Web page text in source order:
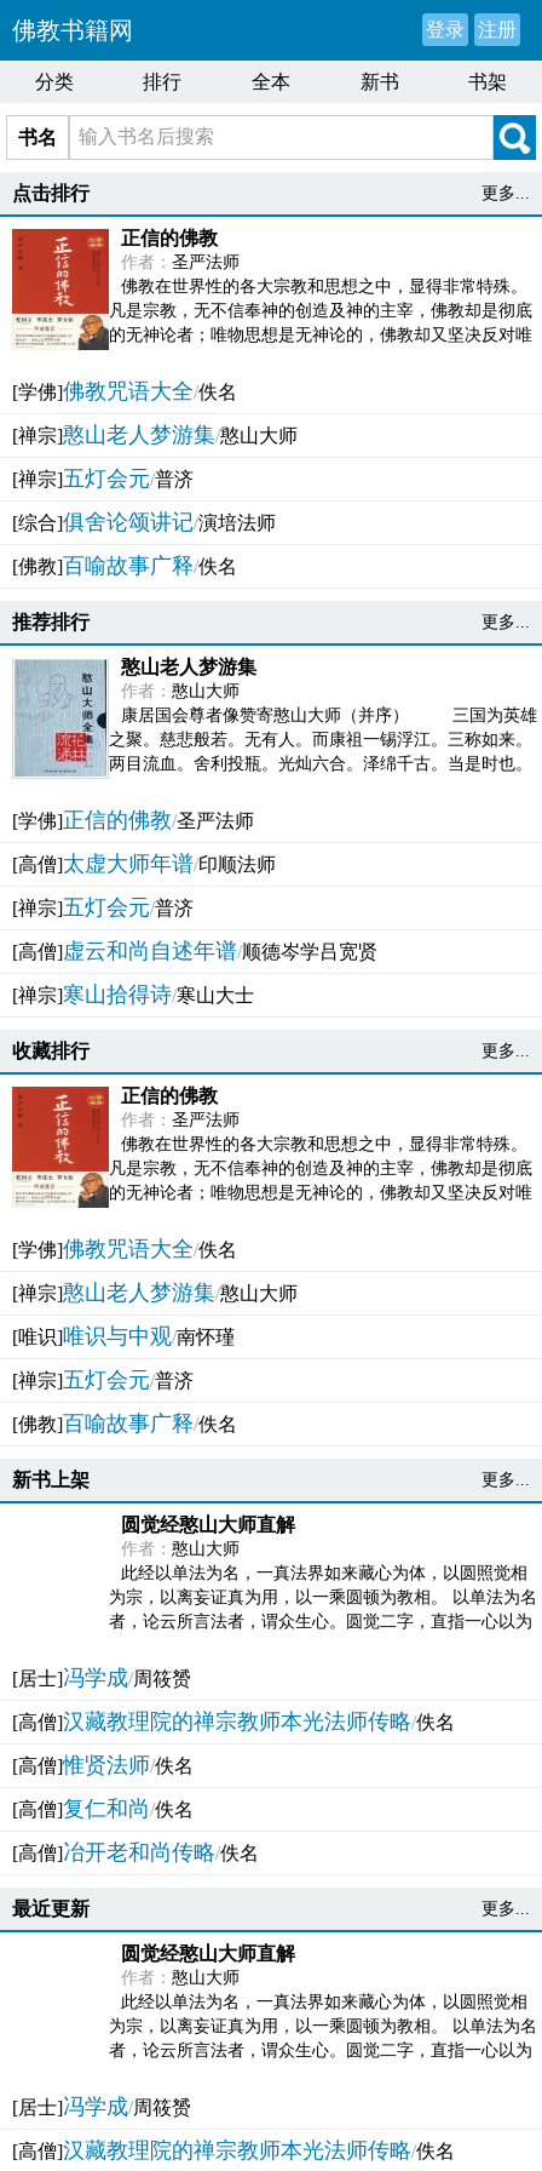
佛教书籍网 登录 注册
分类 排行 全本 新书 书架
书名
点击排行 更多...
正信的佛教
作者： 圣严法师
佛教在世界性的各大宗教和思想之中，显得非常特殊。
凡是宗教，无不信奉神的创造及神的主宰，佛教却是彻底
的无神论者；唯物思想是无神论的，佛教却又坚决反对唯
[学佛]佛教咒语大全/佚名
[禅宗]憨山老人梦游集/憨山大师
[禅宗]五灯会元/普济
[综合]俱舍论颂讲记/演培法师
[佛教]百喻故事广释/佚名
推荐排行 更多...
憨山老人梦游集
作者： 憨山大师
康居国会尊者像赞寄憨山大师（并序） 三国为英雄
之聚。慈悲般若。无有人。而康祖一锡浮江。三称如来。
两目流血。舍利投瓶。光灿六合。泽绵千古。当是时也。
[学佛]正信的佛教/圣严法师
[高僧]太虚大师年谱/印顺法师
[禅宗]五灯会元/普济
[高僧]虚云和尚自述年谱/顺德岑学吕宽贤
[禅宗]寒山拾得诗/寒山大士
收藏排行 更多...
正信的佛教
作者： 圣严法师
佛教在世界性的各大宗教和思想之中，显得非常特殊。
凡是宗教，无不信奉神的创造及神的主宰，佛教却是彻底
的无神论者；唯物思想是无神论的，佛教却又坚决反对唯
[学佛]佛教咒语大全/佚名
[禅宗]憨山老人梦游集/憨山大师
[唯识]唯识与中观/南怀瑾
[禅宗]五灯会元/普济
[佛教]百喻故事广释/佚名
新书上架 更多...
圆觉经憨山大师直解
作者： 憨山大师
此经以单法为名，一真法界如来藏心为体，以圆照觉相
为宗，以离妄证真为用，以一乘圆顿为教相。 以单法为名
者，论云所言法者，谓众生心。圆觉二字，直指一心以为
[居士]冯学成/周筱赟
[高僧]汉藏教理院的禅宗教师本光法师传略/佚名
[高僧]惟贤法师/佚名
[高僧]复仁和尚/佚名
[高僧]冶开老和尚传略/佚名
最近更新 更多...
圆觉经憨山大师直解
作者： 憨山大师
此经以单法为名，一真法界如来藏心为体，以圆照觉相
为宗，以离妄证真为用，以一乘圆顿为教相。 以单法为名
者，论云所言法者，谓众生心。圆觉二字，直指一心以为
[居士]冯学成/周筱赟
[高僧]汉藏教理院的禅宗教师本光法师传略/佚名